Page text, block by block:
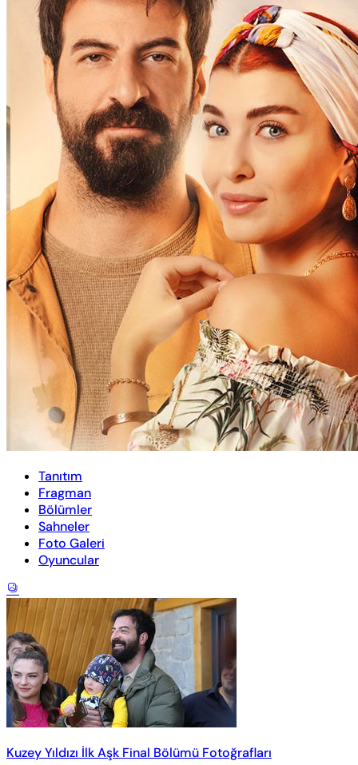
Tanıtım
Fragman
Bölümler
Sahneler
Foto Galeri
Oyuncular
Kuzey Yıldızı İlk Aşk Final Bölümü Fotoğrafları